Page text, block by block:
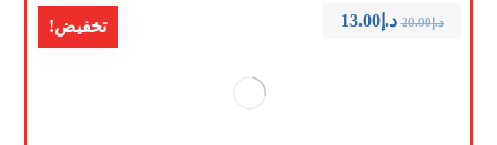
تخفيض! د.إ20.00 د.إ13.00